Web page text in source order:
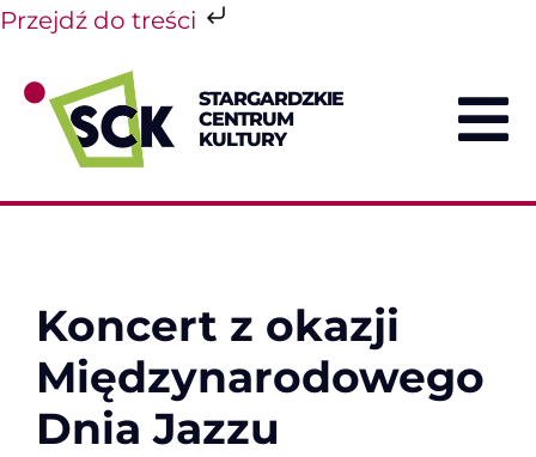
Przejdź do treści
do
zawartości
STARGARDZKIE
CENTRUM
KULTURY
Koncert z okazji
Międzynarodowego
Dnia Jazzu